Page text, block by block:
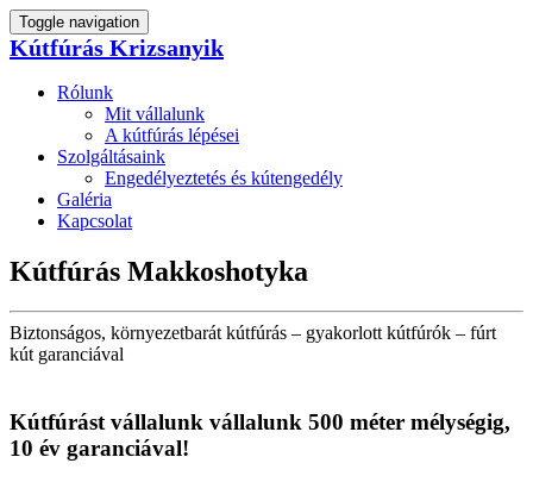
Toggle navigation
Kútfúrás Krizsanyik
Rólunk
Mit vállalunk
A kútfúrás lépései
Szolgáltásaink
Engedélyeztetés és kútengedély
Galéria
Kapcsolat
Kútfúrás Makkoshotyka
Biztonságos, környezetbarát kútfúrás – gyakorlott kútfúrók – fúrt
kút garanciával
Kútfúrást vállalunk vállalunk 500 méter mélységig,
10 év garanciával!